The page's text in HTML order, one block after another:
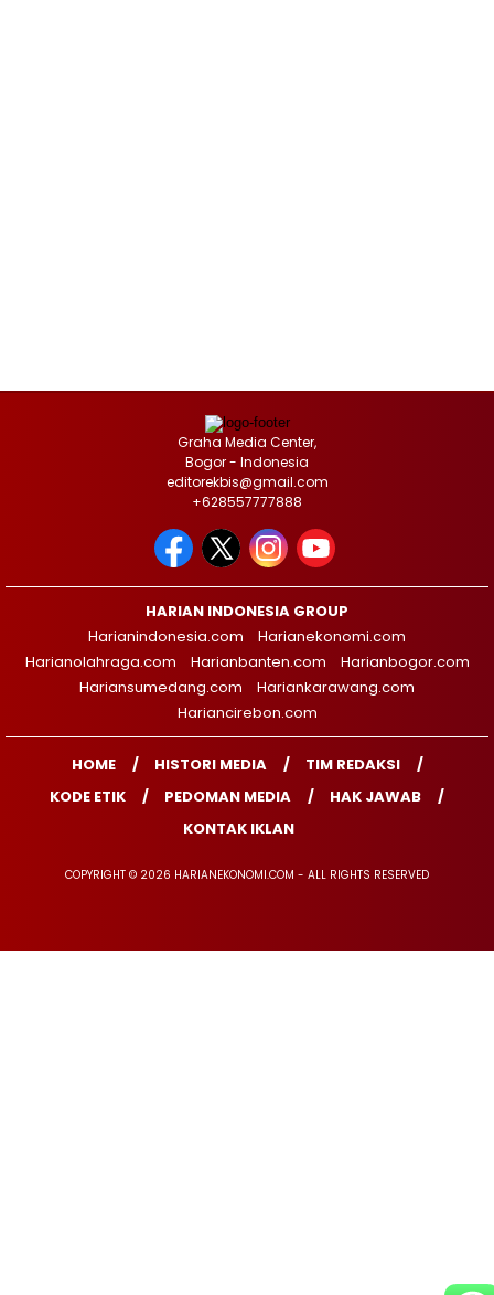
Graha Media Center,
Bogor - Indonesia
editorekbis@gmail.com
+628557777888
HARIAN INDONESIA GROUP
Harianindonesia.com
Harianekonomi.com
Harianolahraga.com
Harianbanten.com
Harianbogor.com
Hariansumedang.com
Hariankarawang.com
Hariancirebon.com
HOME HISTORI MEDIA
TIM REDAKSI
KODE ETIK
PEDOMAN MEDIA
HAK JAWAB
KONTAK IKLAN
COPYRIGHT © 2026 HARIANEKONOMI.COM - ALL RIGHTS RESERVED